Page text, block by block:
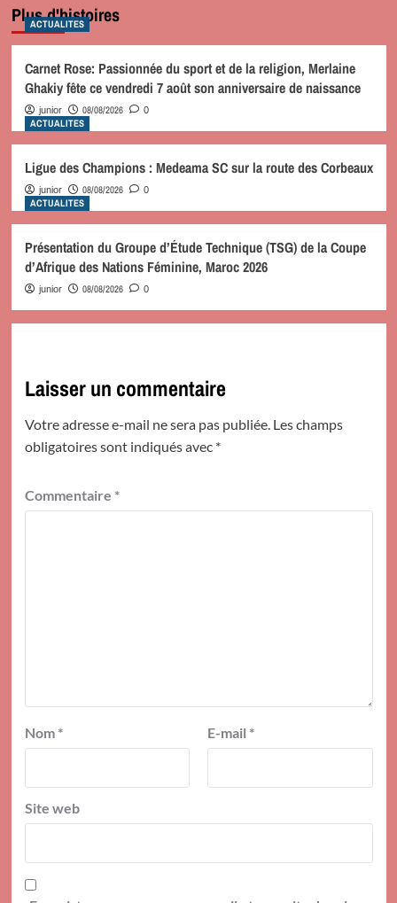
Plus d'histoires
ACTUALITES
Carnet Rose: Passionnée du sport et de la religion, Merlaine
Ghakiy fête ce vendredi 7 août son anniversaire de naissance
junior 08/08/2026 0
ACTUALITES
Ligue des Champions : Medeama SC sur la route des Corbeaux
junior 08/08/2026 0
ACTUALITES
Présentation du Groupe d’Étude Technique (TSG) de la Coupe
d’Afrique des Nations Féminine, Maroc 2026
junior 08/08/2026 0
Laisser un commentaire
Votre adresse e-mail ne sera pas publiée. Les champs
obligatoires sont indiqués avec *
Commentaire *
Nom * E-mail *
Site web